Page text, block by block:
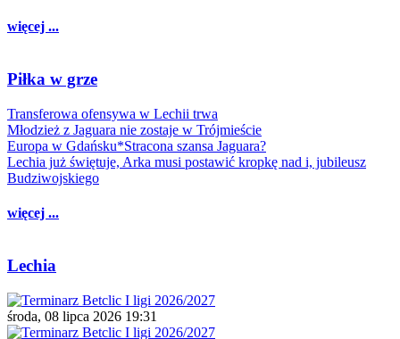
więcej ...
Piłka w grze
Transferowa ofensywa w Lechii trwa
Młodzież z Jaguara nie zostaje w Trójmieście
Europa w Gdańsku*Stracona szansa Jaguara?
Lechia już świętuje, Arka musi postawić kropkę nad i, jubileusz
Budziwojskiego
więcej ...
Lechia
środa, 08 lipca 2026 19:31